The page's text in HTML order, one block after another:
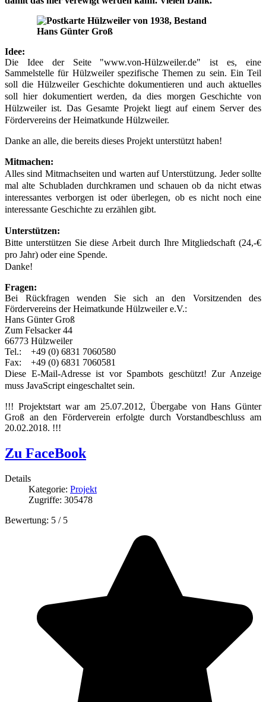
Idee:
Die Idee der Seite "www.von-Hülzweiler.de" ist es, eine
Sammelstelle für Hülzweiler spezifische Themen zu sein. Ein Teil
soll die Hülzweiler Geschichte dokumentieren und auch aktuelles
soll hier dokumentiert werden, da dies morgen Geschichte von
Hülzweiler ist. Das Gesamte Projekt liegt auf einem Server des
Fördervereins der Heimatkunde Hülzweiler.
Danke an alle, die bereits dieses Projekt unterstützt haben!
Mitmachen:
Alles sind Mitmachseiten und warten auf Unterstützung. Jeder sollte
mal alte Schubladen durchkramen und schauen ob da nicht etwas
interessantes verborgen ist oder überlegen, ob es nicht noch eine
interessante Geschichte zu erzählen gibt.
Unterstützen:
Bitte unterstützen Sie diese Arbeit durch Ihre Mitgliedschaft (24,-€
pro Jahr) oder eine Spende.
Danke!
Fragen:
Bei Rückfragen wenden Sie sich an den Vorsitzenden des
Fördervereins der Heimatkunde Hülzweiler e.V.:
Hans Günter Groß
Zum Felsacker 44
66773 Hülzweiler
Tel.: +49 (0) 6831 7060580
Fax: +49 (0) 6831 7060581
Diese E-Mail-Adresse ist vor Spambots geschützt! Zur Anzeige
muss JavaScript eingeschaltet sein.
!!! Projektstart war am 25.07.2012, Übergabe von Hans Günter
Groß an den Förderverein erfolgte durch Vorstandbeschluss am
20.02.2018. !!!
Zu FaceBook
Details
Kategorie: Projekt
Zugriffe: 305478
Bewertung: 5 / 5